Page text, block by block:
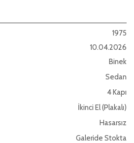
1975
10.04.2026
Binek
Sedan
4 Kapı
İkinci El (Plakalı)
Hasarsız
Galeride Stokta